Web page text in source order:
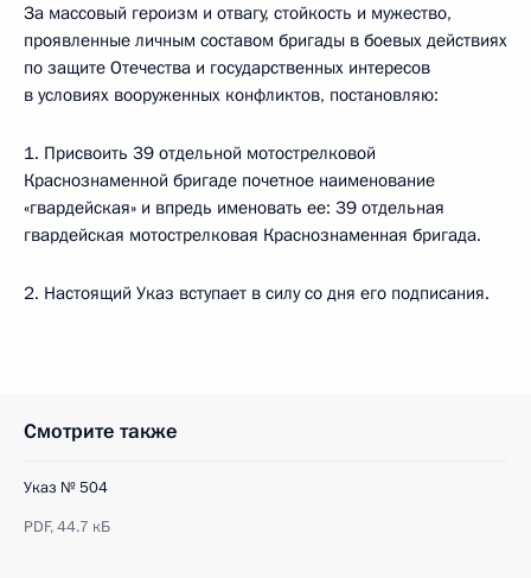
За массовый героизм и отвагу, стойкость и мужество,
проявленные личным составом бригады в боевых действиях
по защите Отечества и государственных интересов
в условиях вооруженных конфликтов, постановляю:
1. Присвоить 39 отдельной мотострелковой
Краснознаменной бригаде почетное наименование
«гвардейская» и впредь именовать ее: 39 отдельная
гвардейская мотострелковая Краснознаменная бригада.
2. Настоящий Указ вступает в силу со дня его подписания.
Смотрите также
Указ № 504
PDF,44.7 кБ